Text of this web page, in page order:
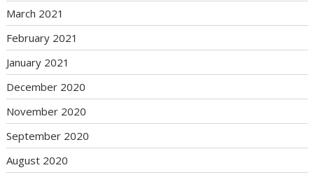
March 2021
February 2021
January 2021
December 2020
November 2020
September 2020
August 2020